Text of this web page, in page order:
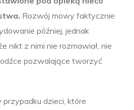
Rozwój mowy faktycznie
później, jednak
nikt z nimi nie rozmawiał, nie
pozwalające tworzyć
dzieci, które